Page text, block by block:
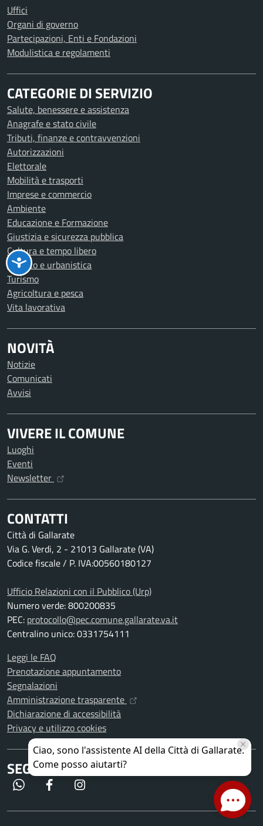
Uffici
Organi di governo
Partecipazioni, Enti e Fondazioni
Modulistica e regolamenti
CATEGORIE DI SERVIZIO
Salute, benessere e assistenza
Anagrafe e stato civile
Tributi, finanze e contravvenzioni
Autorizzazioni
Elettorale
Mobilità e trasporti
Imprese e commercio
Ambiente
Educazione e Formazione
Giustizia e sicurezza pubblica
Cultura e tempo libero
Catasto e urbanistica
Turismo
Agricoltura e pesca
Vita lavorativa
NOVITÀ
Notizie
Comunicati
Avvisi
VIVERE IL COMUNE
Luoghi
Eventi
Newsletter
CONTATTI
Città di Gallarate
Via G. Verdi, 2 - 21013 Gallarate (VA)
Codice fiscale / P. IVA:00560180127
Ufficio Relazioni con il Pubblico (Urp)
Numero verde: 800200835
PEC: protocollo@pec.comune.gallarate.va.it
Centralino unico: 0331754111
Leggi le FAQ
Prenotazione appuntamento
Segnalazioni
Amministrazione trasparente
Dichiarazione di accessibilità
Privacy e utilizzo cookies
SEGUICI SU
WhatsApp Facebook